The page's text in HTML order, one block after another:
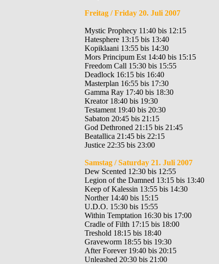
Freitag / Friday 20. Juli 2007
Mystic Prophecy 11:40 bis 12:15
Hatesphere 13:15 bis 13:40
Kopiklaani 13:55 bis 14:30
Mors Principum Est 14:40 bis 15:15
Freedom Call 15:30 bis 15:55
Deadlock 16:15 bis 16:40
Masterplan 16:55 bis 17:30
Gamma Ray 17:40 bis 18:30
Kreator 18:40 bis 19:30
Testament 19:40 bis 20:30
Sabaton 20:45 bis 21:15
God Dethroned 21:15 bis 21:45
Beatallica 21:45 bis 22:15
Justice 22:35 bis 23:00
Samstag / Saturday 21. Juli 2007
Dew Scented 12:30 bis 12:55
Legion of the Damned 13:15 bis 13:40
Keep of Kalessin 13:55 bis 14:30
Norther 14:40 bis 15:15
U.D.O. 15:30 bis 15:55
Within Temptation 16:30 bis 17:00
Cradle of Filth 17:15 bis 18:00
Treshold 18:15 bis 18:40
Graveworm 18:55 bis 19:30
After Forever 19:40 bis 20:15
Unleashed 20:30 bis 21:00